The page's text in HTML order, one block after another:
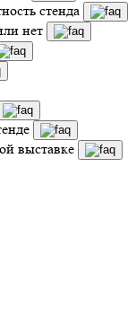
стенда
нет
выставке